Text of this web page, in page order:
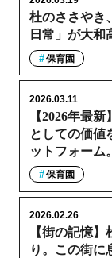
杜のささやき
日常」が大和
保育園
【2026年最
としての価値
ットフォーム。
2026.03.11
保育園
【街の記憶
り。この街に
2026.02.26